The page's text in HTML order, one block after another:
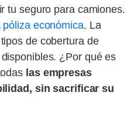
tu seguro para camiones.
económica. La
de cobertura de
disponibles. ¿Por qué es
las empresas
sin sacrificar su